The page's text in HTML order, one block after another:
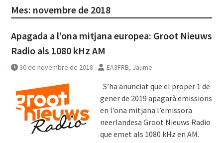
Mes: novembre de 2018
Apagada a l’ona mitjana europea: Groot Nieuws
Radio als 1080 kHz AM
30 de novembre de 2018 EA3FRB, Jaume
S’ha anunciat que el proper 1 de
gener de 2019 apagarà emissions
en l’ona mitjana l’emissora
neerlandesa Groot Nieuws Radio
que emet als 1080 kHz en AM.